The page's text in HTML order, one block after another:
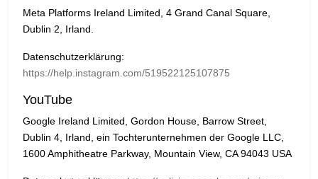
Meta Platforms Ireland Limited, 4 Grand Canal Square,
Dublin 2, Irland.
Datenschutzerklärung:
https://help.instagram.com/519522125107875
YouTube
Google Ireland Limited, Gordon House, Barrow Street,
Dublin 4, Irland, ein Tochterunternehmen der Google LLC,
1600 Amphitheatre Parkway, Mountain View, CA 94043 USA